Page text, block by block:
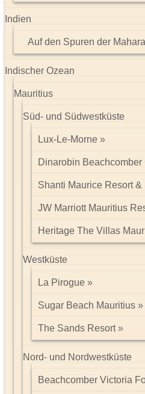
Indien
Auf den Spuren der
Indischer Ozean
Mauritius
Süd- und Südwestküste
Lux-Le-Morne
Dinarobin Beachcomber
Shanti Maurice Resort &
JW Marriott Mauritius
Heritage The Villas
Westküste
La Pirogue
Sugar Beach Mauritius
The Sands Resort
Nord- und Nordwestküste
Beachcomber Victoria